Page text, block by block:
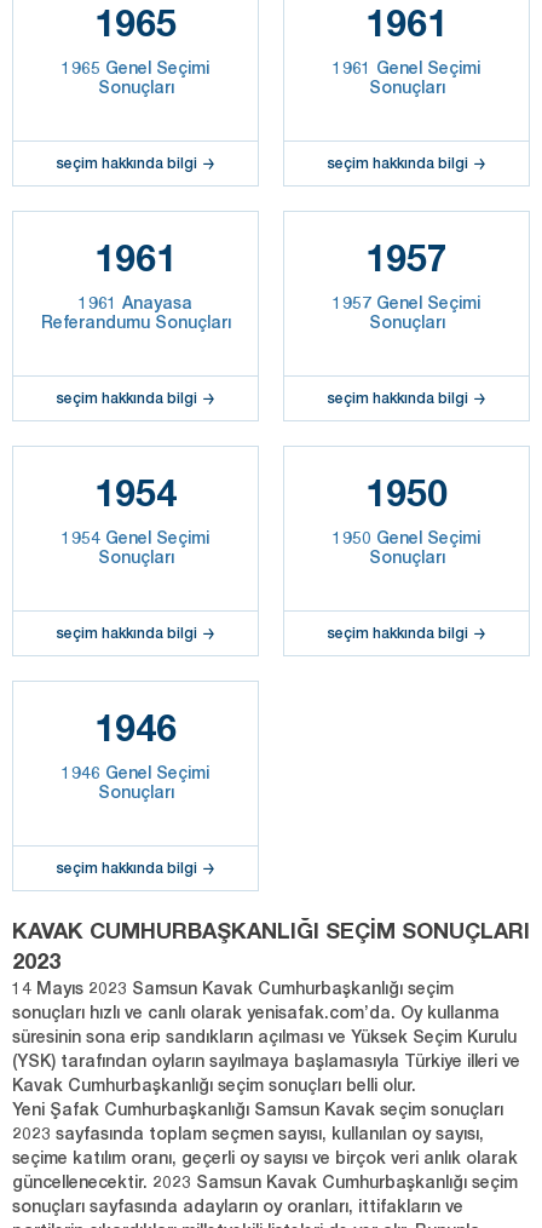
1965
1965 Genel Seçimi
Sonuçları
seçim hakkında bilgi
1961
1961 Genel Seçimi
Sonuçları
seçim hakkında bilgi
1961
1961 Anayasa
Referandumu Sonuçları
seçim hakkında bilgi
1957
1957 Genel Seçimi
Sonuçları
seçim hakkında bilgi
1954
1954 Genel Seçimi
Sonuçları
seçim hakkında bilgi
1950
1950 Genel Seçimi
Sonuçları
seçim hakkında bilgi
1946
1946 Genel Seçimi
Sonuçları
seçim hakkında bilgi
KAVAK CUMHURBAŞKANLIĞI SEÇİM SONUÇLARI
2023
14 Mayıs 2023 Samsun Kavak Cumhurbaşkanlığı seçim
sonuçları hızlı ve canlı olarak yenisafak.com’da. Oy kullanma
süresinin sona erip sandıkların açılması ve Yüksek Seçim Kurulu
(YSK) tarafından oyların sayılmaya başlamasıyla Türkiye illeri ve
Kavak Cumhurbaşkanlığı seçim sonuçları belli olur.
Yeni Şafak Cumhurbaşkanlığı Samsun Kavak seçim sonuçları
2023 sayfasında toplam seçmen sayısı, kullanılan oy sayısı,
seçime katılım oranı, geçerli oy sayısı ve birçok veri anlık olarak
güncellenecektir. 2023 Samsun Kavak Cumhurbaşkanlığı seçim
sonuçları sayfasında adayların oy oranları, ittifakların ve